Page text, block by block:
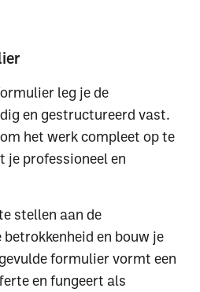
leg je de
en gestructureerd vast.
het werk compleet op te
je professioneel en
stellen aan de
en bouw je
formulier vormt een
en fungeert als